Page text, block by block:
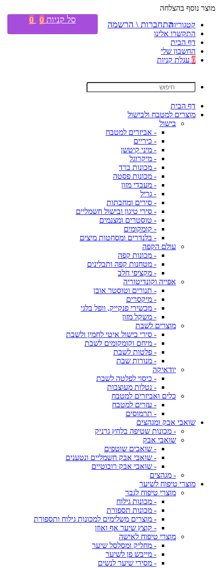
מוצר נוסף בהצלחה
קטגוריות
התקשרו אלינו
דף הבית
החשבון שלי
0 עגלת קניות
דף הבית
מוצרים למטבח ולבישול
בישול
- אביזרים למטבח
- כיריים
- מיני קיטשן
- מיקרוגל
- מכונות ברד
- מכונות פסטה
- מעבדי מזון
- גריל
- סירים ומחבתות
- סירי טיגון ובישול חשמליים
- טוסטרים ומצנמים
- קומקומים
- בלנדרים ומסחטות מיצים
עולם הקפה
- מכונות קפה
- מטחנות קפה ותבלינים
- מקציפי חלב
אפייה וקונדיטוריה
- תנורים וטוסטר אובן
- מיקסרים
- מכשירי פנקייק, וופל בלגי
- משקל מזון
מוצרים לשבת
- סירי בישול איטי לחמין ולשבת
- מיחם וקומקומים לשבת
- פלטות לשבת
- מנורות שבת
יודאיקה
- כיסוי לפלטה לשבת
- נטלות מעוצבות
כלים ואביזרים למטבח
- עזרים למטבח
- תרמוסים
שואבי אבק ומגהצים
- מכונות שטיפה בלחץ גרניק
שואבי אבק
- שואבים שוטפים
- שואבי אבק חשמליים ונטענים
- שואבי אבק רובוטיים
- מגהצים
מוצרי טיפוח לשיער
מוצרי טיפוח לגבר
- מכונות גילוח
- מכונות תספורת
- מוצרים משלימים למכונות גילוח ותספורת
- קוצץ שיער אף ואוזן
מוצרי טיפוח לאישה
- מחליק ומסלסל שיער
- מייבש פן לשיער
- מסירי שיער לנשים
התחברות \ הרשמה סל קניות 0
0